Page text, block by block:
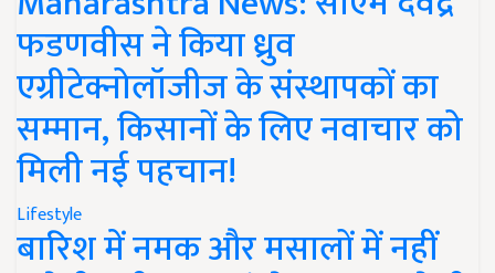
फडणवीस ने किया ध्रुव
एग्रीटेक्नोलॉजीज के संस्थापकों का
सम्मान, किसानों के लिए नवाचार को
मिली नई पहचान!
Lifestyle
बारिश में नमक और मसालों में नहीं